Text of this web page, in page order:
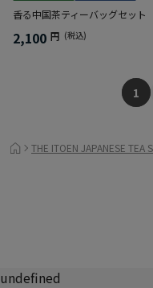
香る中国茶ティーバッグセット
2,100 円 (税込)
1
THE ITOEN JAPANESE TEA
undefined